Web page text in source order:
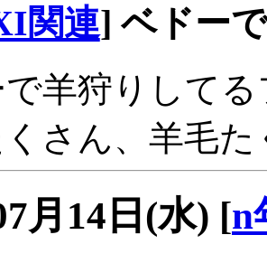
関連] ベドー
羊狩りして
さん、羊毛
月14日(水) [n